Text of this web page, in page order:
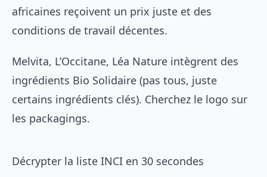
africaines reçoivent un prix juste et des
conditions de travail décentes.
Melvita, L’Occitane, Léa Nature intègrent des
ingrédients Bio Solidaire (pas tous, juste
certains ingrédients clés). Cherchez le logo sur
les packagings.
Décrypter la liste INCI en 30 secondes